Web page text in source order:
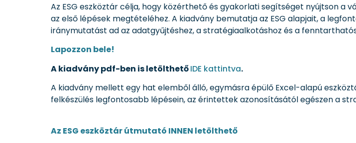
Az ESG eszköztár célja, hogy közérthető és gyakorlati segítséget nyújtson a
az első lépések megtételéhez. A kiadvány bemutatja az ESG alapjait, a
iránymutatást ad az adatgyűjtéshez, a stratégiaalkotáshoz és a
Lapozzon bele!
A kiadvány pdf-ben is letölthetőIDE kattintva.
A kiadvány mellett egy hat elemből álló, egymásra épülő Excel-alapú
felkészülés legfontosabb lépésein, az érintettek azonosításától egészen a
Az ESG eszköztár útmutató INNEN letölthető